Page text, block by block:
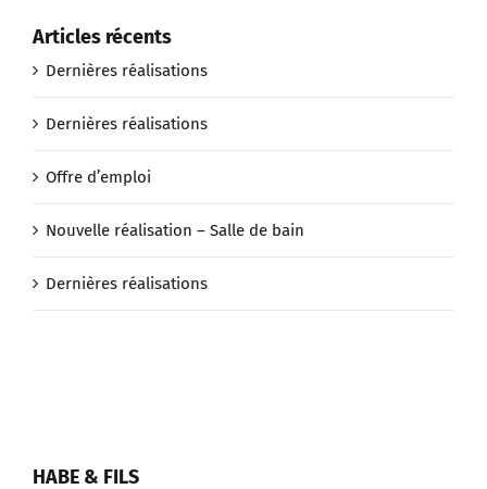
Articles récents
Dernières réalisations
Dernières réalisations
Offre d’emploi
Nouvelle réalisation – Salle de bain
Dernières réalisations
HABE & FILS